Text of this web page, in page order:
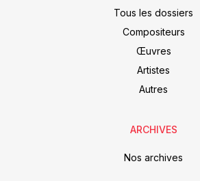
Tous les dossiers
Compositeurs
Œuvres
Artistes
Autres
ARCHIVES
Nos archives